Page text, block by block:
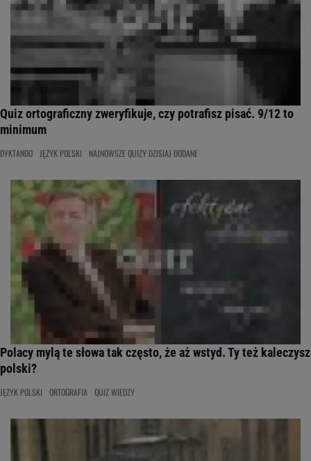
Quiz ortograficzny zweryfikuje, czy potrafisz pisać. 9/12 to
minimum
DYKTANDO JĘZYK POLSKI NAJNOWSZE QUIZY DZISIAJ DODANE
Polacy mylą te słowa tak często, że aż wstyd. Ty też kaleczysz
polski?
JĘZYK POLSKI ORTOGRAFIA QUIZ WIEDZY